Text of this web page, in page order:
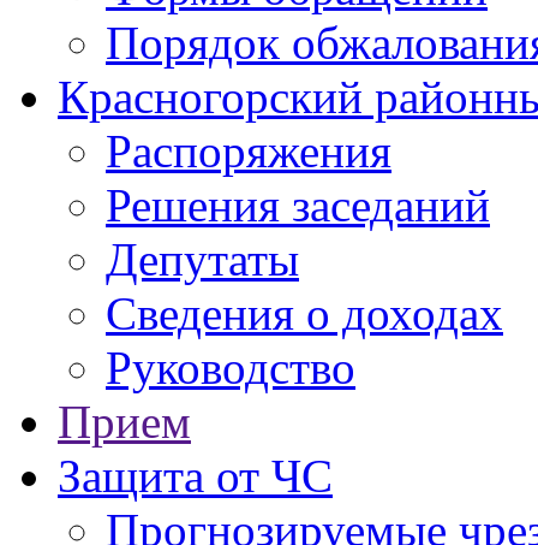
Порядок
Красногорский
Распоряжения
Решения заседаний
Депутаты
Сведения о доходах
Руководство
Прием
Защита от ЧС
Прогнозируемые